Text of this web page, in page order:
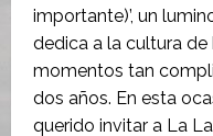
importante)’, un
dedica a la cultura
momentos tan
dos años. En esta
querido invitar a La